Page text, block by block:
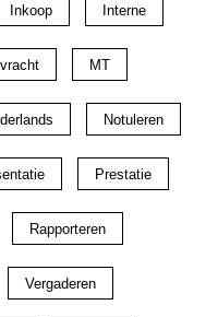
Inkoop Interne
MT
Notuleren
Prestatie
Rapporteren
Vergaderen